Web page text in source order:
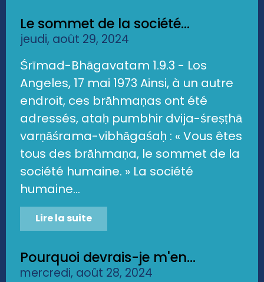
Le sommet de la société...
jeudi, août 29, 2024
Śrīmad-Bhāgavatam 1.9.3 - Los
Angeles, 17 mai 1973 Ainsi, à un autre
endroit, ces brāhmaṇas ont été
adressés, ataḥ pumbhir dvija-śreṣṭhā
varṇāśrama-vibhāgaśaḥ : « Vous êtes
tous des brāhmaṇa, le sommet de la
société humaine. » La société
humaine...
Lire la suite
Pourquoi devrais-je m'en...
mercredi, août 28, 2024